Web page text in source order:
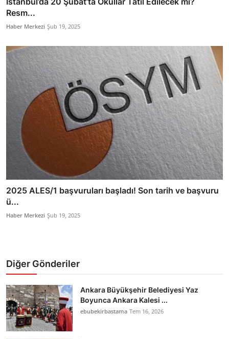
Resm...
Haber Merkezi Şub 19, 2025
2025 ALES/1 başvuruları başladı! Son tarih ve başvuru
ü...
Haber Merkezi Şub 19, 2025
Diğer Gönderiler
Ankara Büyükşehir Belediyesi Yaz
Boyunca Ankara Kalesi ...
ebubekirbastama Tem 16, 2026